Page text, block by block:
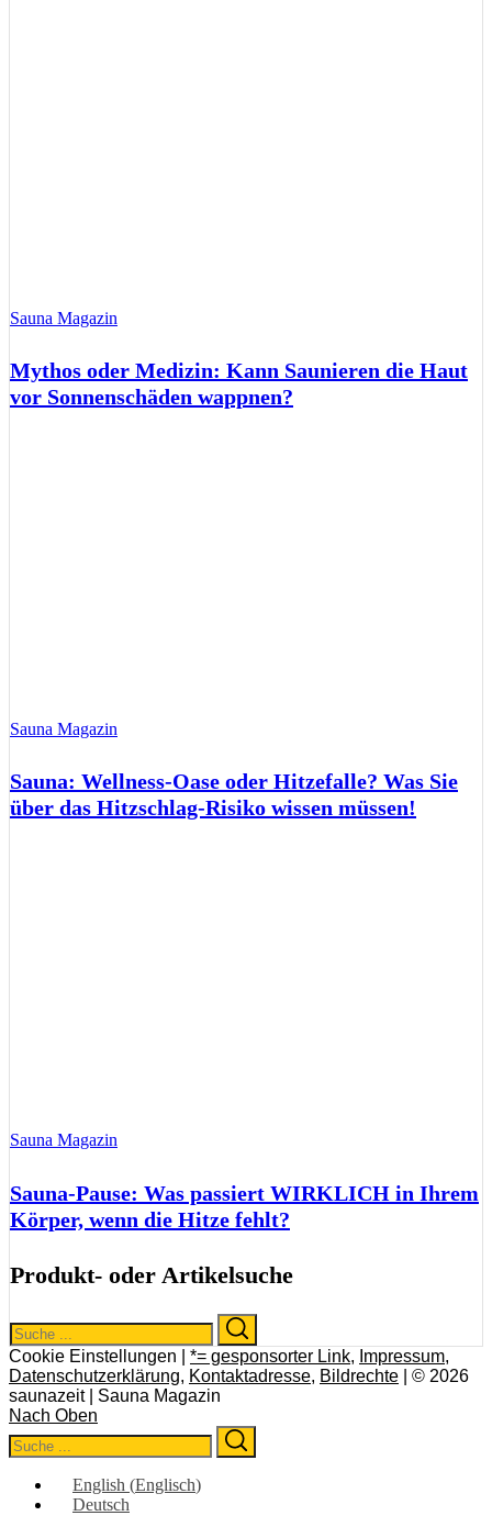
Sauna Magazin
Mythos oder Medizin: Kann Saunieren die Haut
vor Sonnenschäden wappnen?
Sauna Magazin
Sauna: Wellness-Oase oder Hitzefalle? Was Sie
über das Hitzschlag-Risiko wissen müssen!
Sauna Magazin
Sauna-Pause: Was passiert WIRKLICH in Ihrem
Körper, wenn die Hitze fehlt?
Produkt- oder Artikelsuche
Search
for:
Cookie Einstellungen | *= gesponsorter Link, Impressum,
Datenschutzerklärung, Kontaktadresse, Bildrechte | © 2026
saunazeit | Sauna Magazin
Nach Oben
Search
for:
English (Englisch)
Deutsch